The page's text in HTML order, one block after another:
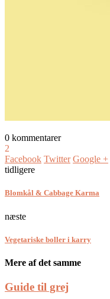
0 kommentarer
2
Facebook Twitter Google +
tidligere
Blomkål & Cabbage Karma
næste
Vegetariske boller i karry
Mere af det samme
Guide til grej